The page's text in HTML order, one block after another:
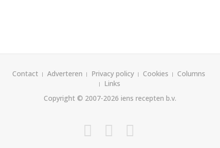
Contact Adverteren Privacy policy Cookies
Columns
Links
Copyright © 2007-2026 iens recepten b.v.